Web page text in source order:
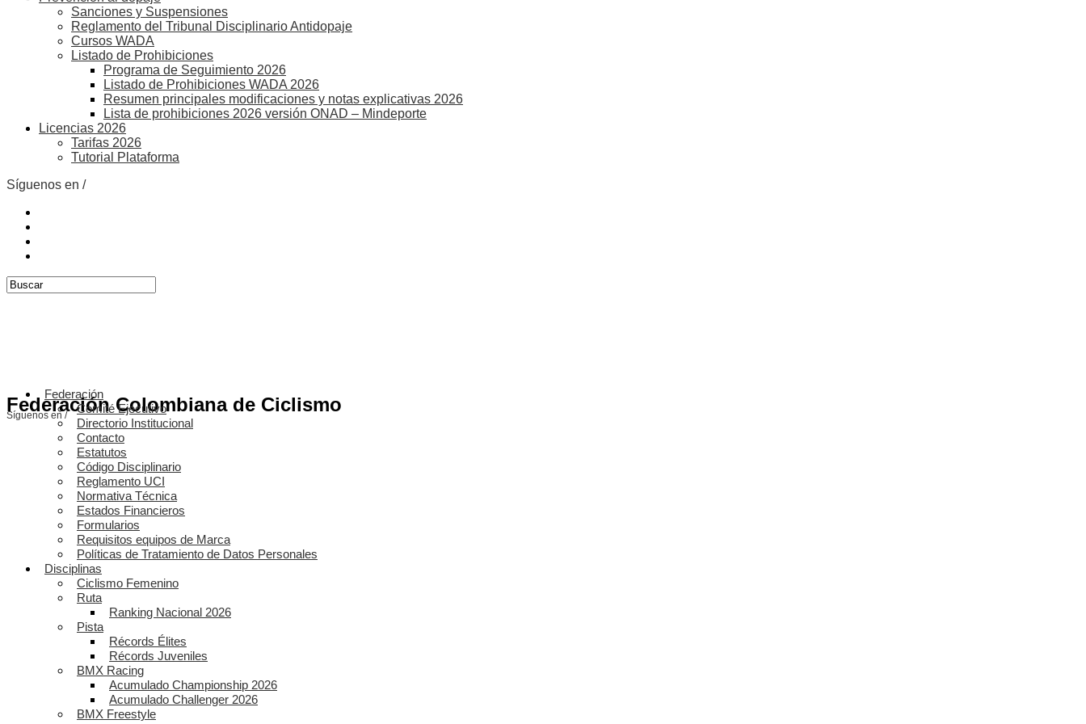
Sanciones y Suspensiones
Reglamento del Tribunal Disciplinario Antidopaje
Cursos WADA
Listado de Prohibiciones
Programa de Seguimiento 2026
Listado de Prohibiciones WADA 2026
Resumen principales modificaciones y notas explicativas 2026
Lista de prohibiciones 2026 versión ONAD – Mindeporte
Licencias 2026
Tarifas 2026
Tutorial Plataforma
Síguenos en /
Federación Colombiana de Ciclismo
Síguenos en /
Federación
Comité Ejecutivo
Directorio Institucional
Contacto
Estatutos
Código Disciplinario
Reglamento UCI
Normativa Técnica
Estados Financieros
Formularios
Requisitos equipos de Marca
Políticas de Tratamiento de Datos Personales
Disciplinas
Ciclismo Femenino
Ruta
Ranking Nacional 2026
Pista
Récords Élites
Récords Juveniles
BMX Racing
Acumulado Championship 2026
Acumulado Challenger 2026
BMX Freestyle